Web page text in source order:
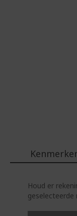
Houd er
geselecteerde